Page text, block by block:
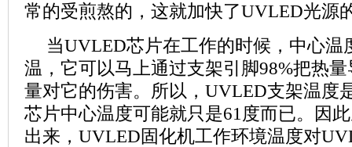
常的受煎熬的，这就加快了UVLED光源
当UVLED芯片在工作的时候，中心温
温，它可以马上通过支架引脚98%把热量
量对它的伤害。所以， UVLED支架温度
芯片中心温度可能就只是61 度而已。因
出来， UVLED固化机工作环境温度对